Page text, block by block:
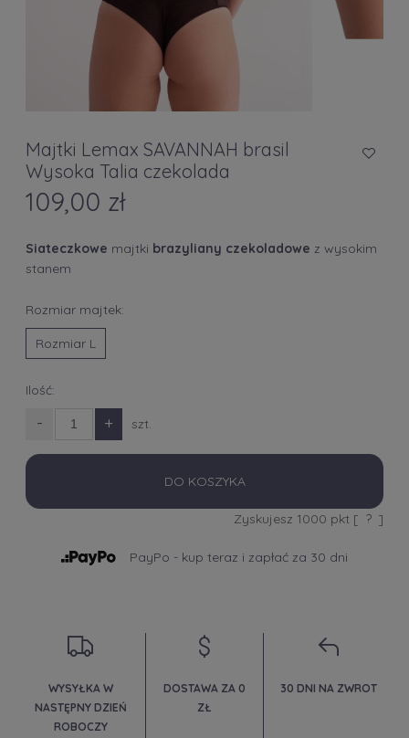
Majtki Lemax SAVANNAH brasil
Wysoka Talia czekolada
109,00 zł
Siateczkowe majtki brazyliany czekoladowe z wysokim
stanem
Rozmiar majtek:
Rozmiar L
Ilość:
- + szt.
DO KOSZYKA
Zyskujesz 1000 pkt [ ? ]
PayPo - kup teraz i zapłać za 30 dni
WYSYŁKA W
NASTĘPNY DZIEŃ
ROBOCZY
DOSTAWA ZA 0
ZŁ
30 DNI NA ZWROT